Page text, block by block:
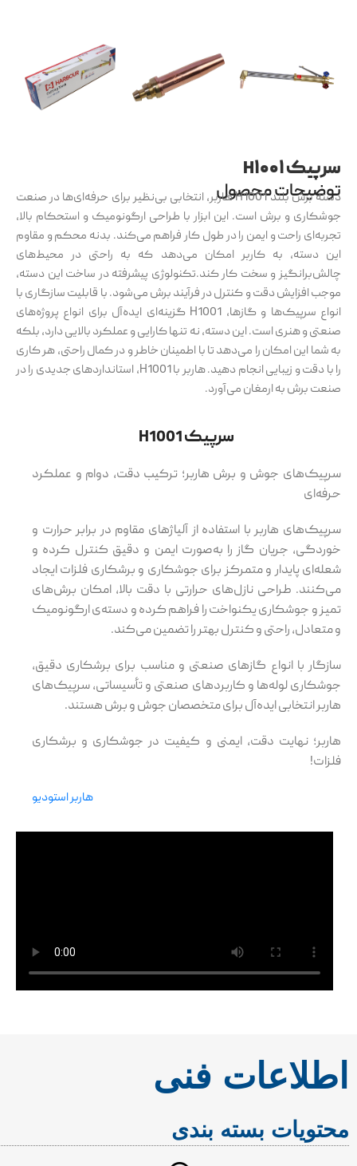
سرپیک H۱۰۰۱
توضیحات محصولدسته برش بلند H1001 هاربر، انتخابی بی‌نظیر برای حرفه‌ای‌ها در صنعت
جوشکاری و برش است. این ابزار با طراحی ارگونومیک و استحکام بالا،
تجربه‌ای راحت و ایمن را در طول کار فراهم می‌کند. بدنه محکم و مقاوم
این دسته، به کاربر امکان می‌دهد که به راحتی در محیط‌های
چالش‌برانگیز و سخت کار کند.تکنولوژی پیشرفته در ساخت این دسته،
موجب افزایش دقت و کنترل در فرآیند برش می‌شود. با قابلیت سازگاری با
انواع سرپیک‌ها و گازها، H1001 گزینه‌ای ایده‌آل برای انواع پروژه‌های
صنعتی و هنری است. این دسته، نه تنها کارایی و عملکرد بالایی دارد، بلکه
به شما این امکان را می‌دهد تا با اطمینان خاطر و در کمال راحتی، هر کاری
را با دقت و زیبایی انجام دهید. هاربر با H1001، استانداردهای جدیدی را در
صنعت برش به ارمغان می‌آورد.
سرپیک H1001
سرپیک‌های جوش و برش هاربر؛ ترکیب دقت، دوام و عملکرد
حرفه‌ای
سرپیک‌های هاربر با استفاده از آلیاژهای مقاوم در برابر حرارت و
خوردگی، جریان گاز را به‌صورت ایمن و دقیق کنترل کرده و
شعله‌ای پایدار و متمرکز برای جوشکاری و برشکاری فلزات ایجاد
می‌کنند. طراحی نازل‌های حرارتی با دقت بالا، امکان برش‌های
تمیز و جوشکاری یکنواخت را فراهم کرده و دسته‌ی ارگونومیک
و متعادل، راحتی و کنترل بهتر را تضمین می‌کند.
سازگار با انواع گازهای صنعتی و مناسب برای برشکاری دقیق،
جوشکاری لوله‌ها و کاربردهای صنعتی و تأسیساتی، سرپیک‌های
هاربر انتخابی ایده‌آل برای متخصصان جوش و برش هستند.
هاربر؛ نهایت دقت، ایمنی و کیفیت در جوشکاری و برشکاری
فلزات!
هاربر استودیو
اطلاعات فنی
محتویات بسته بندی